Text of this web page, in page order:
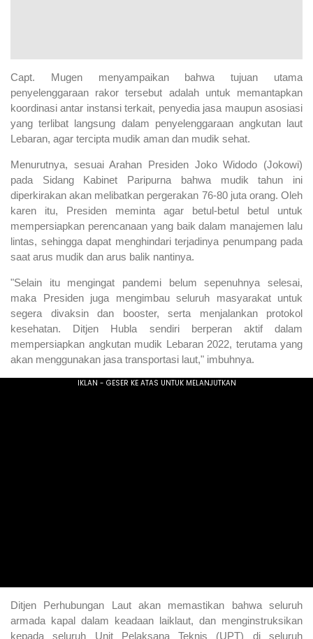
Capt. Mugen menyampaikan bahwa tujuan utama
penyelenggaraan rakor tersebut adalah untuk memantapkan
koordinasi antar instansi terkait, penyedia jasa maupun asosiasi
yang terlibat langsung dalam penyelenggaraan angkutan laut
Lebaran, agar tercipta mudik aman dan mudik sehat.
Menurutnya, sesuai Arahan Presiden Joko Widodo (Jokowi)
pada Sidang Kabinet Paripurna bahwa mudik tahun ini
diperkirakan akan melibatkan pergerakan 76-80 juta orang. Oleh
karen itu, Presiden meminta agar betul-betul betul untuk
mempersiapkan perencanaan yang baik dalam manajemen lalu
lintas, sehingga dapat menghindari terjadinya penumpang pada
saat arus mudik dan arus balik nantinya.
"Selain itu mengingat pandemi belum sepenuhnya selesai,
maka Presiden juga mengimbau seluruh masyarakat untuk
segera divaksin dan booster, serta menjalankan protokol
kesehatan. Ditjen Hubla sendiri berperan aktif dalam
mempersiapkan angkutan mudik Lebaran 2022, terutama yang
akan menggunakan jasa transportasi laut," imbuhnya.
Ditjen Perhubungan Laut akan memastikan bahwa seluruh
armada kapal dalam keadaan laiklaut, dan menginstruksikan
kepada seluruh Unit Pelaksana Teknis (UPT) di seluruh